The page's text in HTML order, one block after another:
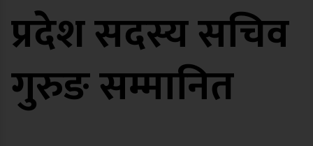
प्रदेश सदस्य सचिव
गुरुङ सम्मानित